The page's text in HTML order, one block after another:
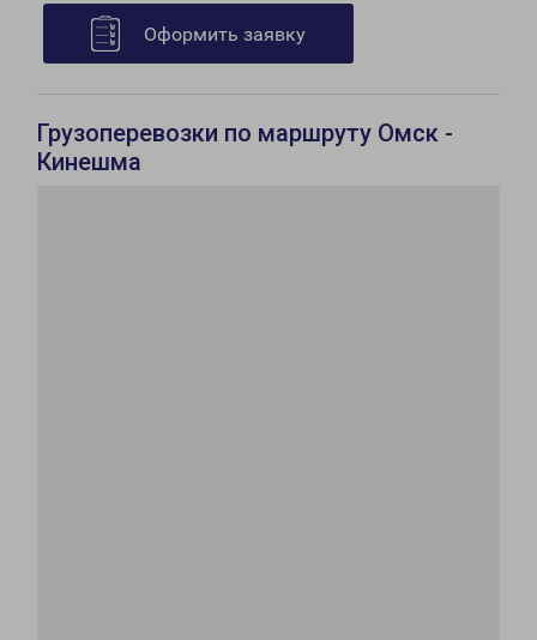
Оформить заявку
Грузоперевозки по маршруту Омск -
Кинешма